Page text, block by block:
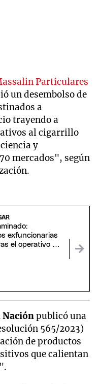
Particulares
un desembolso de
a
trayendo a
al cigarrillo
y
mercados", según
exfuncionarias
el operativo en
Naciónpublicó una
565/2023)
de productos
que calientan